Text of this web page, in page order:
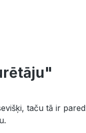
taču tā ir